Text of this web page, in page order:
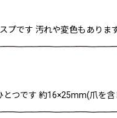
プです 汚れや変色もありま
つです 約16×25mm(爪を